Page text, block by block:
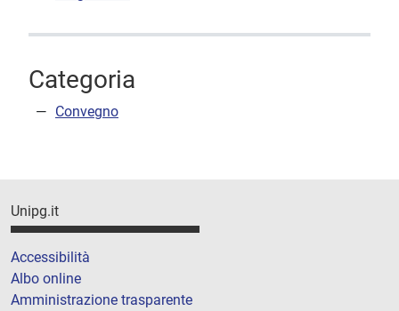
Categoria
Convegno
Unipg.it
Accessibilità
Albo online
Amministrazione trasparente